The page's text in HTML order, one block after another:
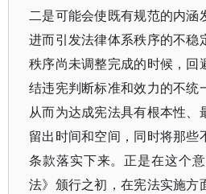
二是可能会使既有规范的内涵
进而引发法律体系秩序的不稳
秩序尚未调整完成的时候，回
结违宪判断标准和效力的不统
从而为达成宪法具有根本性、
留出时间和空间，同时将那些
条款落实下来。正是在这个
法》颁行之初，在宪法实施方